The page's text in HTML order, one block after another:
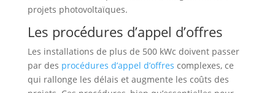
projets photovoltaïques.
Les procédures d’appel d’offres
Les installations de plus de 500 kWc doivent passer
par des procédures d’appel d’offres complexes, ce
qui rallonge les délais et augmente les coûts des